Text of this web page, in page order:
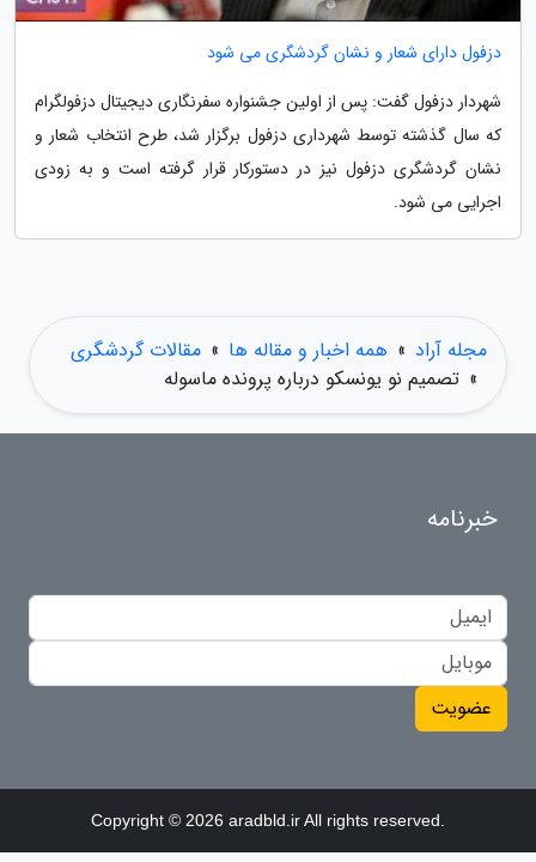
دزفول دارای شعار و نشان گردشگری می شود
شهردار دزفول گفت: پس از اولین جشنواره سفرنگاری دیجیتال دزفولگرام
که سال گذشته توسط شهرداری دزفول برگزار شد، طرح انتخاب شعار و
نشان گردشگری دزفول نیز در دستورکار قرار گرفته است و به زودی
اجرایی می شود.
مجله آراد » همه اخبار و مقاله ها » مقالات گردشگری
» تصمیم نو یونسکو درباره پرونده ماسوله
خبرنامه
عضویت
Copyright © 2026 aradbld.ir All rights reserved.